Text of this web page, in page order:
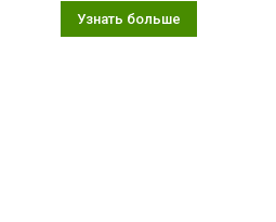
Узнать больше